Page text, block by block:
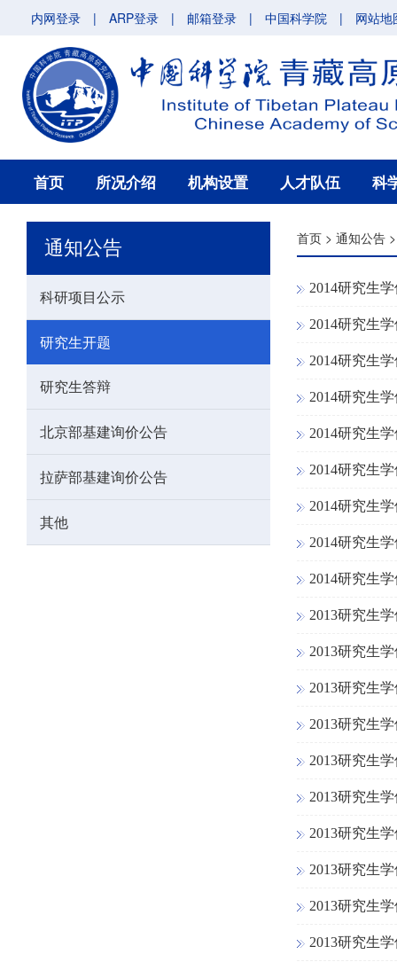
内网登录 | ARP登录 | 邮箱登录 | 中国科学院 | 网站地
首页 所况介绍 机构设置 人才队伍 科
通知公告
科研项目公示
研究生开题
研究生答辩
北京部基建询价公告
拉萨部基建询价公告
其他
首页 > 通知公告
2014研究生
2014研究生
2014研究生
2014研究生
2014研究生
2014研究生
2014研究生
2014研究生
2014研究生
2013研究生
2013研究生
2013研究生
2013研究生
2013研究生
2013研究生
2013研究生
2013研究生
2013研究生
2013研究生